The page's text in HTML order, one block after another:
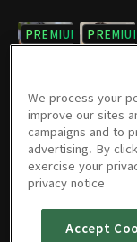
PREMIUM PREMIUM
PREMIUM
19회
02/16/2024 • 31분
20회
We process your
improve our sites
campaigns and to
advertising. By
exercise your
privacy notice
Accept